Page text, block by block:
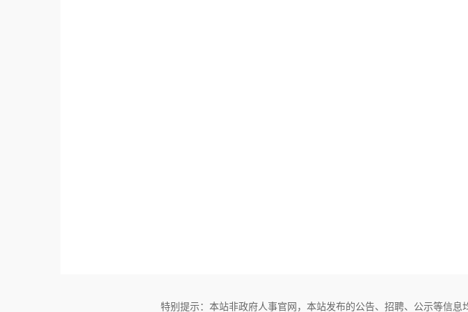
特别提示：本站非政府人事官网，本站发布的公告、招聘、公示等信